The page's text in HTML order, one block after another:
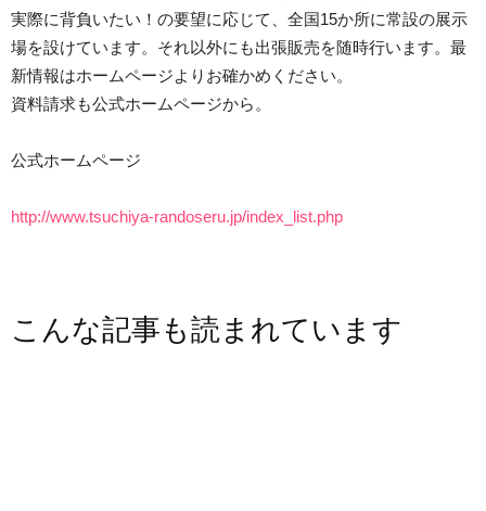
実際に背負いたい！の要望に応じて、全国15か所に常設の展示
場を設けています。それ以外にも出張販売を随時行います。最
新情報はホームページよりお確かめください。
資料請求も公式ホームページから。
公式ホームページ
http://www.tsuchiya-randoseru.jp/index_list.php
こんな記事も読まれています